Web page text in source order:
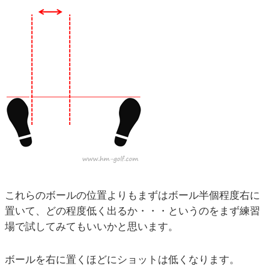
これらのボールの位置よりもまずはボール半個程度右に
置いて、どの程度低く出るか・・・というのをまず練習
場で試してみてもいいかと思います。
ボールを右に置くほどにショットは低くなります。